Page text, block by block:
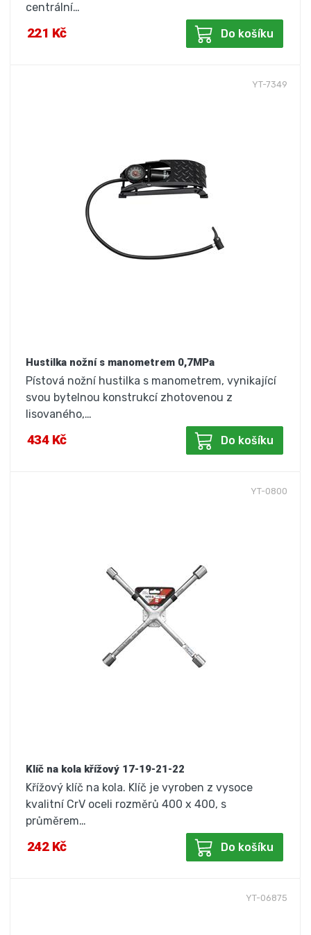
centrální…
221 Kč Do košíku
YT-7349
Hustilka nožní s manometrem 0,7MPa
Pístová nožní hustilka s manometrem, vynikající
svou bytelnou konstrukcí zhotovenou z
lisovaného,…
434 Kč Do košíku
YT-0800
Klíč na kola křížový 17-19-21-22
Křížový klíč na kola. Klíč je vyroben z vysoce
kvalitní CrV oceli rozměrů 400 x 400, s
průměrem…
242 Kč Do košíku
YT-06875